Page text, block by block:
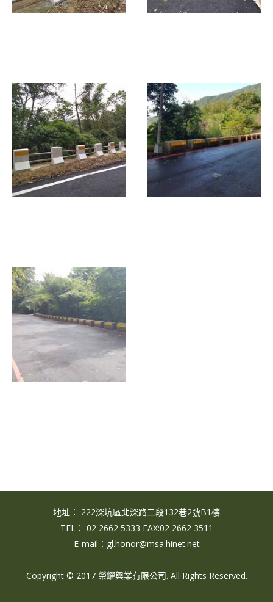
地址： 222深坑區北深路二段132巷2號B1樓
TEL： 02 2662 5333 FAX:02 2662 3511
E-mail：gl.honor@msa.hinet.net
Copyright © 2017 榮耀興業有限公司. All Rights Reserved.